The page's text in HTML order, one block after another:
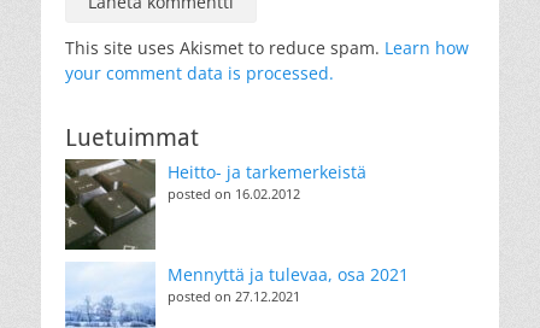
This site uses Akismet to reduce spam. Learn how
your comment data is processed.
Luetuimmat
Heitto- ja tarkemerkeistä
posted on 16.02.2012
Mennyttä ja tulevaa, osa 2021
posted on 27.12.2021